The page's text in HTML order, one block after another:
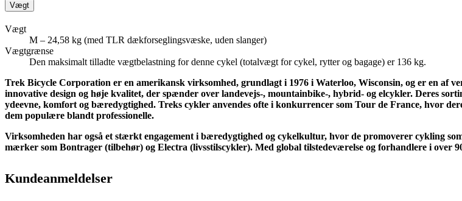
Vægt
Vægt
M – 24,58 kg (med TLR dækforseglingsvæske, uden slanger)
Vægtgrænse
Den maksimalt tilladte vægtbelastning for denne cykel (totalvægt for cykel, rytter og bagage) er 136 kg.
Trek Bicycle Corporation er en amerikansk virksomhed, grundlagt i 1976 i Waterloo, Wisconsin, og er en af
innovative design og høje kvalitet, der spænder over landevejs-, mountainbike-, hybrid- og elcykler. Deres
ydeevne, komfort og bæredygtighed. Treks cykler anvendes ofte i konkurrencer som Tour de France, hvor
dem populære blandt professionelle.
Virksomheden har også et stærkt engagement i bæredygtighed og cykelkultur, hvor de promoverer cykling
mærker som Bontrager (tilbehør) og Electra (livsstilscykler). Med global tilstedeværelse og forhandlere i over
Kundeanmeldelser